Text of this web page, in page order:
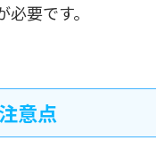
要です。
意点